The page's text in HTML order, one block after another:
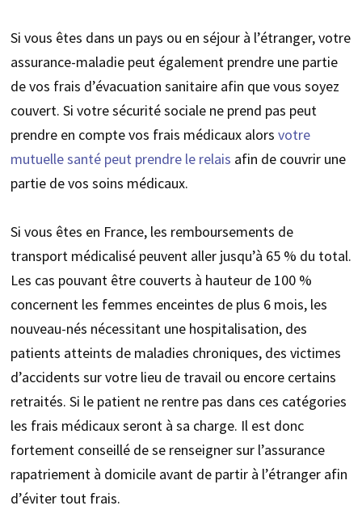
Si vous êtes dans un pays ou en séjour à l’étranger, votre
assurance-maladie peut également prendre une partie
de vos frais d’évacuation sanitaire afin que vous soyez
couvert. Si votre sécurité sociale ne prend pas peut
prendre en compte vos frais médicaux alors votre
mutuelle santé peut prendre le relais afin de couvrir une
partie de vos soins médicaux.
Si vous êtes en France, les remboursements de
transport médicalisé peuvent aller jusqu’à 65 % du total.
Les cas pouvant être couverts à hauteur de 100 %
concernent les femmes enceintes de plus 6 mois, les
nouveau-nés nécessitant une hospitalisation, des
patients atteints de maladies chroniques, des victimes
d’accidents sur votre lieu de travail ou encore certains
retraités. Si le patient ne rentre pas dans ces catégories
les frais médicaux seront à sa charge. Il est donc
fortement conseillé de se renseigner sur l’assurance
rapatriement à domicile avant de partir à l’étranger afin
d’éviter tout frais.